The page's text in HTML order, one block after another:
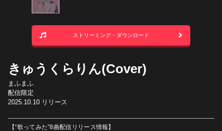
ストリーミング・ダウンロード
きゅうくらりん(Cover)
まふまふ
配信限定
2025.10.10 リリース
【“歌ってみた”8曲配信リリース情報】